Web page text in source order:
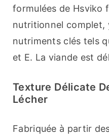
formulées de Hsviko
nutritionnel complet,
nutriments clés tels
et E. La viande est
Texture Délicate
Lécher
Fabriquée à partir